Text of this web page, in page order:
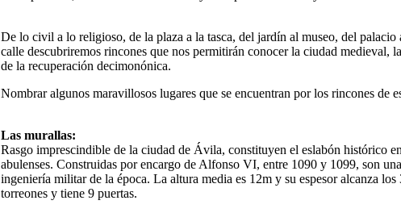
De lo civil a lo religioso, de la plaza a la tasca, del jardín al museo, del palacio
calle descubriremos rincones que nos permitirán conocer la ciudad medieval,
de la recuperación decimonónica.
Nombrar algunos maravillosos lugares que se encuentran por los rincones de
Las murallas:
Rasgo imprescindible de la ciudad de Ávila, constituyen el eslabón histórico
abulenses. Construidas por encargo de Alfonso VI, entre 1090 y 1099, son
ingeniería militar de la época. La altura media es 12m y su espesor alcanza los
torreones y tiene 9 puertas.